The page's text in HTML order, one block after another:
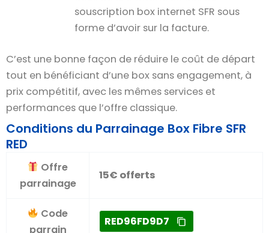
souscription box internet SFR sous
forme d’avoir sur la facture.
C’est une bonne façon de réduire le coût de départ
tout en bénéficiant d’une box sans engagement, à
prix compétitif, avec les mêmes services et
performances que l’offre classique.
Conditions du Parrainage Box Fibre SFR
RED
Offre
parrainage
15€ offerts
Code
parrain
RED96FD9D7